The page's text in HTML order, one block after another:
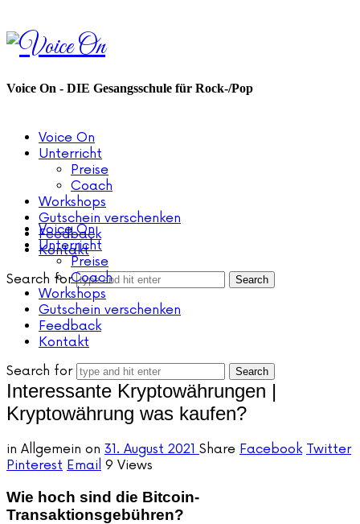
Voice
On
Voice On - DIE Gesangsschule für Rock-/Pop
Voice On
Unterricht
Preise
Coach
Workshops
Gutschein verschenken
Feedback
Kontakt
Search for
Voice On
Unterricht
Preise
Coach
Workshops
Gutschein verschenken
Feedback
Kontakt
Search for
Interessante Kryptowährungen |
Kryptowährung was kaufen?
in Allgemein on 31. August 2021 Share Facebook Twitter
Pinterest Email 9 Views
Wie hoch sind die Bitcoin-
Transaktionsgebühren?